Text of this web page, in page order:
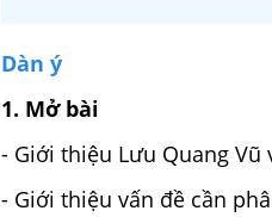
Dàn ý
1. Mở bài
- Giới thiệu Lưu Quang Vũ
- Giới thiệu vấn đề cần